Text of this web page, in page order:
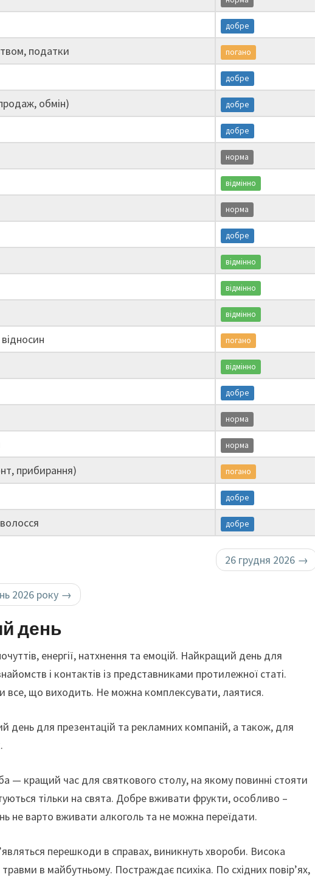
добре
податки погано
добре
обмін) добре
добре
норма
відмінно
норма
добре
відмінно
відмінно
відмінно
погано
відмінно
добре
норма
норма
прибирання) погано
добре
добре
26 грудня 2026 →
2026 року →
день
енергії, натхнення та емоцій. Найкращий день для
і контактів із представниками протилежної статі.
все, що виходить. Не можна комплексувати, лаятися.
день для презентацій та рекламних компаній, а також, для
— кращий час для святкового столу, на якому повинні стояти
тільки на свята. Добре вживати фрукти, особливо –
не варто вживати алкоголь та не можна переїдати.
перешкоди в справах, виникнуть хвороби. Висока
в майбутньому. Постраждає психіка. По східних повір’ях,